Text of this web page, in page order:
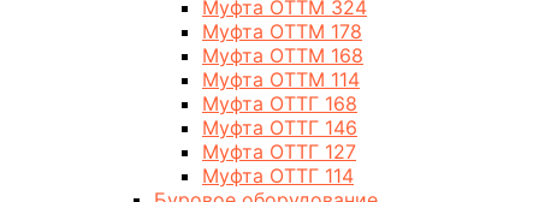
Муфта ОТТМ 324
Муфта ОТТМ 178
Муфта ОТТМ 168
Муфта ОТТМ 114
Муфта ОТТГ 168
Муфта ОТТГ 146
Муфта ОТТГ 127
Муфта ОТТГ 114